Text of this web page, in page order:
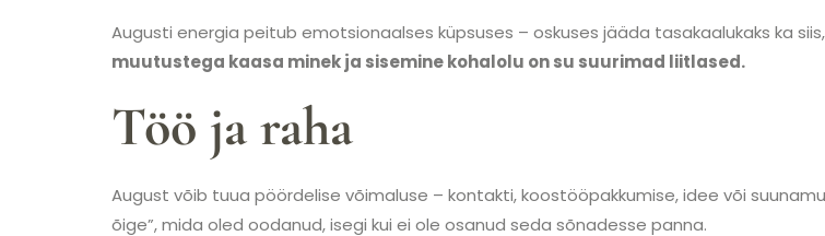
Augusti energia peitub emotsionaalses küpsuses – oskuses jääda tasakaalukaks ka
muutustega kaasa minek ja sisemine kohalolu on su suurimad liitlased.
Töö ja raha
August võib tuua pöördelise võimaluse – kontakti, koostööpakkumise, idee või
õige”, mida oled oodanud, isegi kui ei ole osanud seda sõnadesse panna.